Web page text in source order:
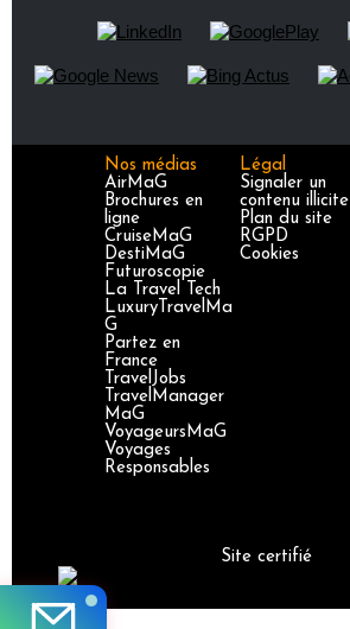
Nos médias
AirMaG
Brochures en
ligne
CruiseMaG
DestiMaG
Futuroscopie
La Travel Tech
LuxuryTravelMa
G
Partez en
France
TravelJobs
TravelManager
MaG
VoyageursMaG
Voyages
Responsables
Légal
Signaler un
contenu illicite
Plan du site
RGPD
Cookies
Site certifié